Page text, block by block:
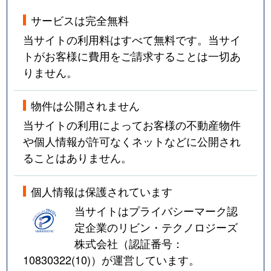
サービスは完全無料
当サイトの利用料はすべて無料です。当サイ
トがお客様に費用をご請求することは一切あ
りません。
物件は公開されません
当サイトの利用によってお客様の不動産物件
や個人情報が許可なくネットなどに公開され
ることはありません。
個人情報は保護されています
当サイトはプライバシーマーク認
定企業のリビン・テクノロジーズ
株式会社（認証番号：
10830322(10)）が運営しています。